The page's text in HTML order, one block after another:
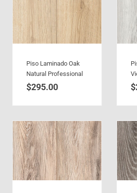
Piso Laminado Oak
Natural Professional
$295.00 $